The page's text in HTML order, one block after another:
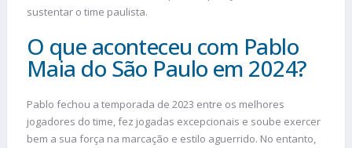
sustentar o time paulista.
O que aconteceu com Pablo
Maia do São Paulo em 2024?
Pablo fechou a temporada de 2023 entre os melhores
jogadores do time, fez jogadas excepcionais e soube exercer
bem a sua força na marcação e estilo aguerrido. No entanto,